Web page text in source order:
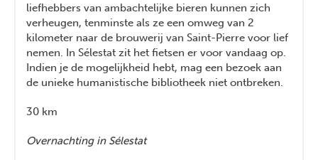
liefhebbers van ambachtelijke bieren kunnen zich
verheugen, tenminste als ze een omweg van 2
kilometer naar de brouwerij van Saint-Pierre voor lief
nemen. In Sélestat zit het fietsen er voor vandaag op.
Indien je de mogelijkheid hebt, mag een bezoek aan
de unieke humanistische bibliotheek niet ontbreken.
30 km
Overnachting in Sélestat